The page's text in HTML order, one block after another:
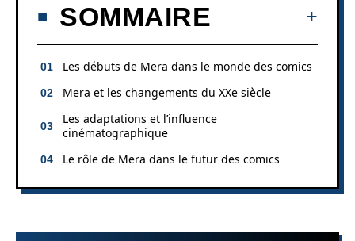
SOMMAIRE
Les débuts de Mera dans le monde des comics
Mera et les changements du XXe siècle
Les adaptations et l’influence
cinématographique
Le rôle de Mera dans le futur des comics